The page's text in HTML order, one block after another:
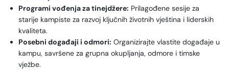
Programi vođenja za tinejdžere: Prilagođene sesije za
starije kampiste za razvoj ključnih životnih vještina i liderskih
kvaliteta.
Posebni događaji i odmori: Organizirajte vlastite događaje u
kampu, savršene za grupna okupljanja, odmore i timske
vježbe.